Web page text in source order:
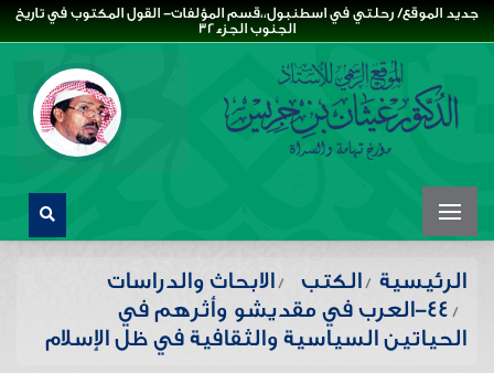
جديد الموقع/ رحلتي في اسطنبول،،قسم المؤلفات- القول المكتوب في تاريخ
الجنوب الجزء32
الرئيسية الكتب
الابحاث والدراسات
44-العرب في مقديشو وأثرهم في
الحياتين السياسية والثقافية في ظل الإسلام